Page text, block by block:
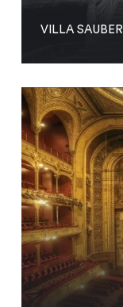
VILLA SAUBER